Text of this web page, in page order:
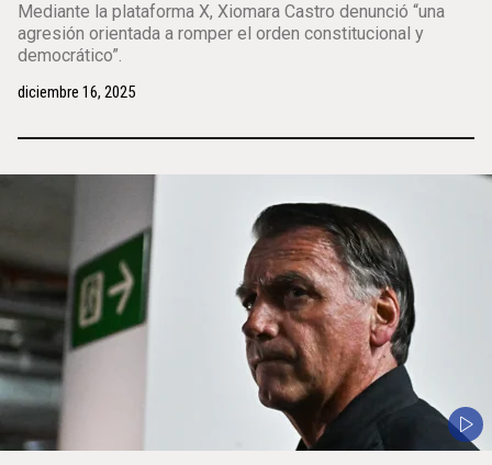
Mediante la plataforma X, Xiomara Castro denunció “una
agresión orientada a romper el orden constitucional y
democrático”.
diciembre 16, 2025